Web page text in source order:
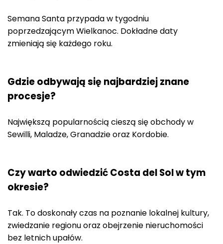
Semana Santa przypada w tygodniu
poprzedzającym Wielkanoc. Dokładne daty
zmieniają się każdego roku.
Gdzie odbywają się najbardziej znane
procesje?
Największą popularnością cieszą się obchody w
Sewilli, Maladze, Granadzie oraz Kordobie.
Czy warto odwiedzić Costa del Sol w tym
okresie?
Tak. To doskonały czas na poznanie lokalnej kultury,
zwiedzanie regionu oraz obejrzenie nieruchomości
bez letnich upałów.